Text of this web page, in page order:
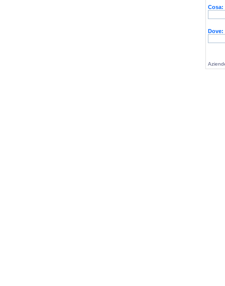
Cosa:
Dove: